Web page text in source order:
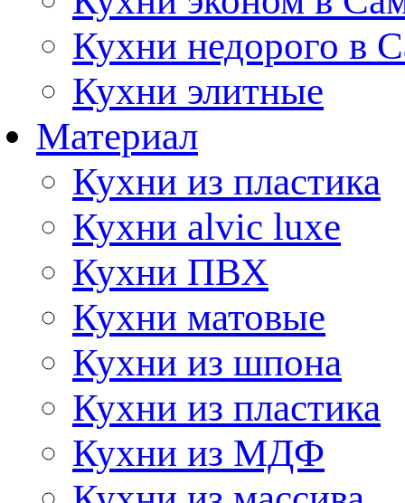
Кухни недорого в
Кухни элитные
Материал
Кухни из пластика
Кухни alvic luxe
Кухни ПВХ
Кухни матовые
Кухни из шпона
Кухни из пластика
Кухни из МДФ